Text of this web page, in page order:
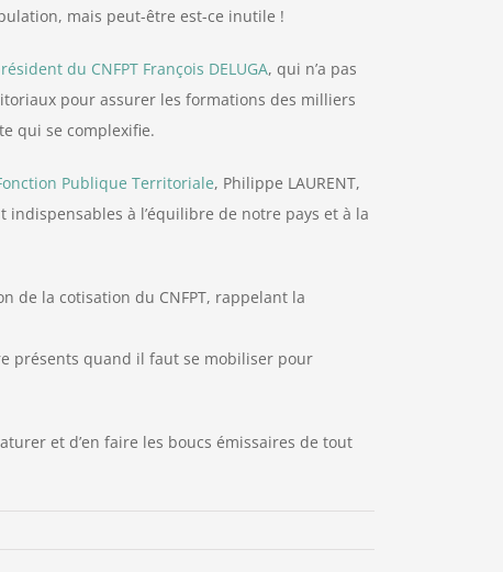
mais peut-être est-ce inutile !
du CNFPT François DELUGA, qui n’a pas
pour assurer les formations des milliers
qui se complexifie.
Publique Territoriale, Philippe LAURENT,
à l’équilibre de notre pays et à la
de la cotisation du CNFPT, rappelant la
présents quand il faut se mobiliser pour
et d’en faire les boucs émissaires de tout